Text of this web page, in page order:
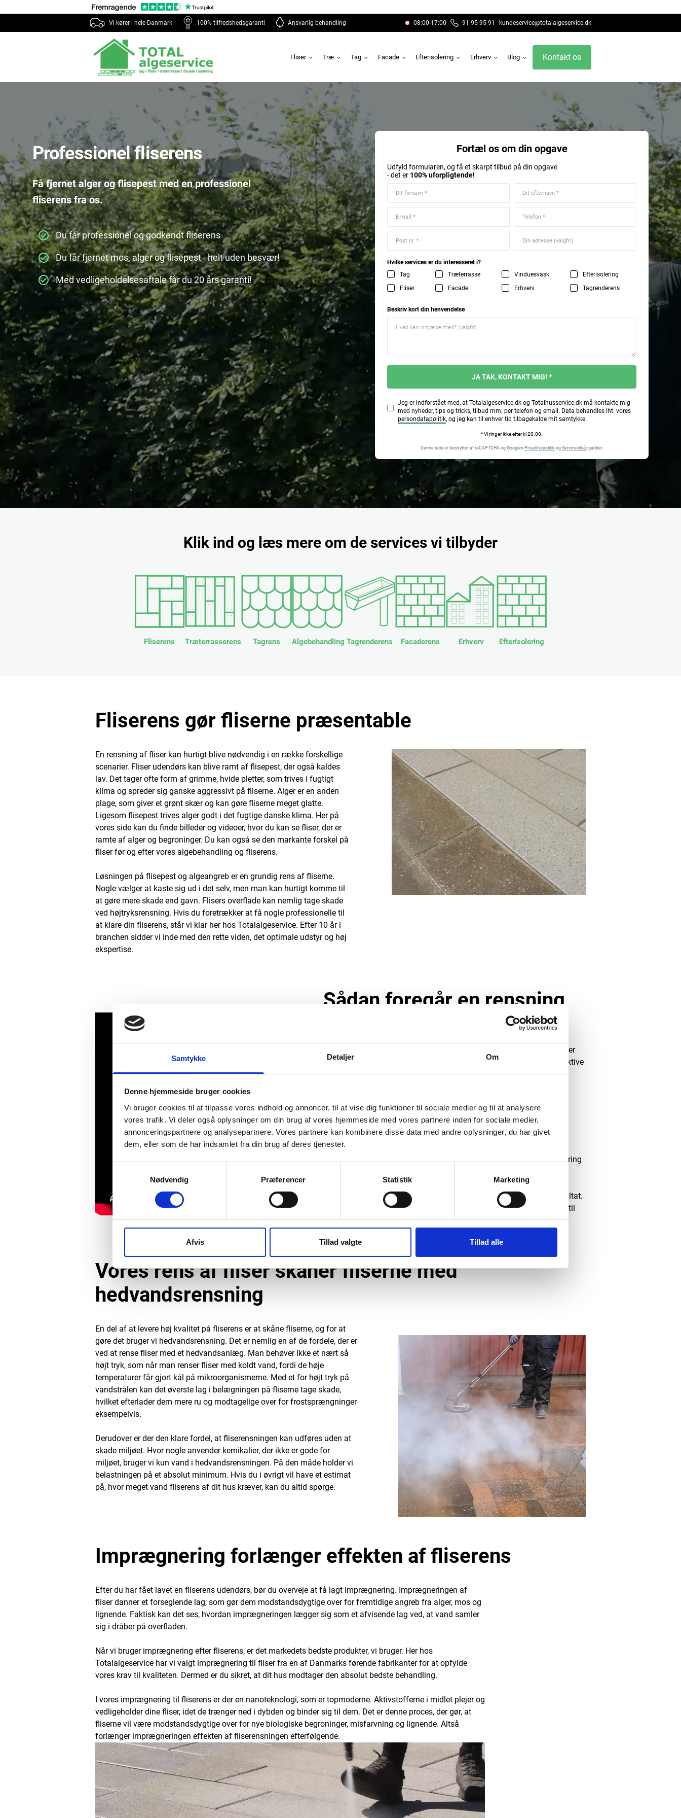
Samtykke Detaljer Om
Denne hjemmeside bruger cookies
Vi bruger cookies til at tilpasse vores indhold og annoncer, til at vise dig funktioner til sociale medier og til at analysere
vores trafik. Vi deler også oplysninger om din brug af vores hjemmeside med vores partnere inden for sociale medier,
annonceringspartnere og analysepartnere. Vores partnere kan kombinere disse data med andre oplysninger, du har givet
dem, eller som de har indsamlet fra din brug af deres tjenester.
Nødvendig
Præferencer Statistik Marketing
Afvis Tillad valgte Tillad alle
Vi kører i hele Danmark 100% tilfredshedsgaranti Ansvarlig behandling 08:00-17:00 91 95 95 91 kundeservice@totalalgeservice.dk
Fliser Træ Tag Facade Efterisolering Erhverv Blog Kontakt os
Professionel fliserens
Få fjernet alger og flisepest med en professionel
fliserens fra os.
Du får professionel og godkendt fliserens
Du får fjernet mos, alger og flisepest - helt uden besvær!
Med vedligeholdelsesaftale får du 20 års garanti!
Fortæl os om din opgave
Udfyld formularen, og få et skarpt tilbud på din opgave
- det er 100% uforpligtende!
Hvilke services er du interesseret i?
Tag
Fliser
Træterrasse
Facade
Vinduesvask
Erhverv
Efterisolering
Tagrenderens
Beskriv kort din henvendelse
JA TAK, KONTAKT MIG! *
Jeg er indforstået med, at Totalalgeservice.dk og Totalhusservice.dk må kontakte mig
med nyheder, tips og tricks, tilbud mm. per telefon og email. Data behandles iht. vores
persondatapolitik, og jeg kan til enhver tid tilbagekalde mit samtykke.
* Vi ringer ikke efter kl 20.00.
Denne side er beskyttet af reCAPTCHA og Googles Privatlivspolitik og Servicevilkår gælder.
Klik ind og læs mere om de services vi tilbyder
Fliserens Træterrasserens Tagrens Algebehandling Tagrenderens Facaderens Erhverv Efterisolering
Fliserens gør fliserne præsentable
En rensning af fliser kan hurtigt blive nødvendig i en række forskellige
scenarier. Fliser udendørs kan blive ramt af flisepest, der også kaldes
lav. Det tager ofte form af grimme, hvide pletter, som trives i fugtigt
klima og spreder sig ganske aggressivt på fliserne. Alger er en anden
plage, som giver et grønt skær og kan gøre fliserne meget glatte.
Ligesom flisepest trives alger godt i det fugtige danske klima. Her på
vores side kan du finde billeder og videoer, hvor du kan se fliser, der er
ramte af alger og begroninger. Du kan også se den markante forskel på
fliser før og efter vores algebehandling og fliserens.
Løsningen på flisepest og algeangreb er en grundig rens af fliserne.
Nogle vælger at kaste sig ud i det selv, men man kan hurtigt komme til
at gøre mere skade end gavn. Flisers overflade kan nemlig tage skade
ved højtryksrensning. Hvis du foretrækker at få nogle professionelle til
at klare din fliserens, står vi klar her hos Totalalgeservice. Efter 10 år i
branchen sidder vi inde med den rette viden, det optimale udstyr og høj
ekspertise.
Sådan foregår en rensning
En nøje vurdering af dine fliser
udføres for at identificere særlige behov og bestemme den mest effektive
rensningsmetode.
rensning uden brug af skadelige kemikalier.
Valgfri desinficering:Tilbydes som en ekstra service. Selvom vi
foretrækker en kemikaliefri tilgang, kan desinficering vælges for
yderligere beskyttelse.
Imprægnering:Efter rensningen forsegles fliserne med en imprægnering
Udlægning af fugesand (kan tilkøbes):
Udlægges for at forebygge
ukrudt og mos mellem fliserne, hvilket sikrer et pænt og holdbart resultat.
Hele processen afsluttes først, når alle trin er udført til
højeste standard og kunden er fuldt tilfreds med resultatet.
Vores rens af fliser skåner fliserne med
hedvandsrensning
En del af at levere høj kvalitet på fliserens er at skåne fliserne, og for at
gøre det bruger vi hedvandsrensning. Det er nemlig en af de fordele, der er
ved at rense fliser med et hedvandsanlæg. Man behøver ikke et nært så
højt tryk, som når man renser fliser med koldt vand, fordi de høje
temperaturer får gjort kål på mikroorganismerne. Med et for højt tryk på
vandstrålen kan det øverste lag i belægningen på fliserne tage skade,
hvilket efterlader dem mere ru og modtagelige over for frostsprængninger
eksempelvis.
Derudover er der den klare fordel, at fliserensningen kan udføres uden at
skade miljøet. Hvor nogle anvender kemikalier, der ikke er gode for
miljøet, bruger vi kun vand i hedvandsrensningen. På den måde holder vi
belastningen på et absolut minimum. Hvis du i øvrigt vil have et estimat
på, hvor meget vand fliserens af dit hus kræver, kan du altid spørge.
Imprægnering forlænger effekten af fliserens
Efter du har fået lavet en fliserens udendørs, bør du overveje at få lagt imprægnering. Imprægneringen af
fliser danner et forseglende lag, som gør dem modstandsdygtige over for fremtidige angreb fra alger, mos og
lignende. Faktisk kan det ses, hvordan imprægneringen lægger sig som et afvisende lag ved, at vand samler
sig i dråber på overfladen.
Når vi bruger imprægnering efter fliserens, er det markedets bedste produkter, vi bruger. Her hos
Totalalgeservice har vi valgt imprægnering til fliser fra en af Danmarks førende fabrikanter for at opfylde
vores krav til kvaliteten. Dermed er du sikret, at dit hus modtager den absolut bedste behandling.
I vores imprægnering til fliserens er der en nanoteknologi, som er topmoderne. Aktivstofferne i midlet plejer og
vedligeholder dine fliser, idet de trænger ned i dybden og binder sig til dem. Det er denne proces, der gør, at
fliserne vil være modstandsdygtige over for nye biologiske begroninger, misfarvning og lignende. Altså
forlænger imprægneringen effekten af fliserensningen efterfølgende.